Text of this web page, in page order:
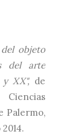
objeto
del arte
XX", de
Palermo,